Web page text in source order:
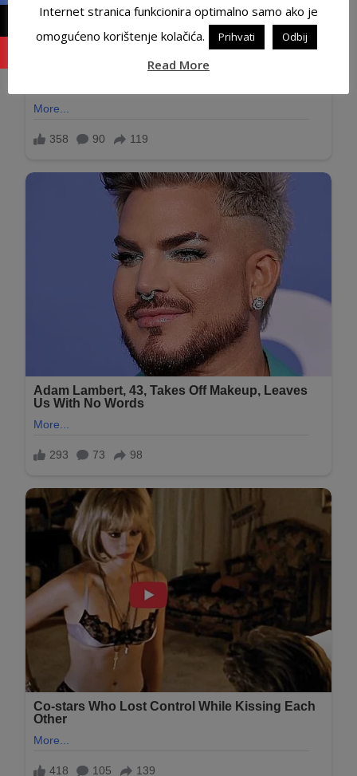
Internet stranica funkcionira optimalno samo ako je
omogućeno korištenje kolačića.
Prihvati Odbij
Read More